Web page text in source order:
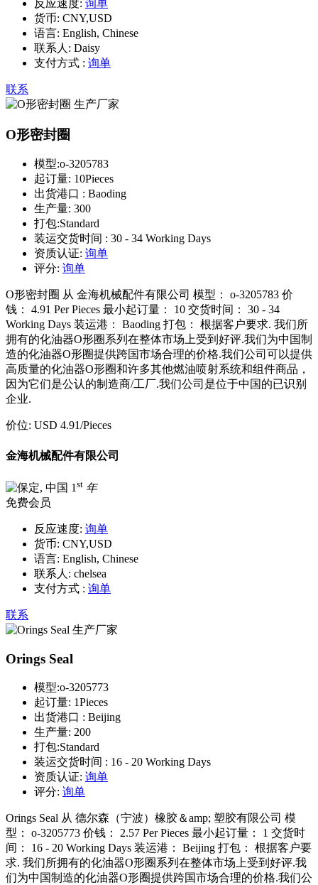
反应速度: 询单
货币: CNY,USD
语言: English, Chinese
联系人: Daisy
支付方式 : 询单
联系
O形密封圈
模型:o-3205783
起订量: 10Pieces
出货港口 : Baoding
生产量: 300
打包:Standard
装运交货时间 : 30 - 34 Working Days
资质认证: 询单
评分: 询单
O形密封圈 从 金海机械配件有限公司 模型： o-3205783 价
钱： 4.91 Per Pieces 最小起订量： 10 交货时间： 30 - 34
Working Days 装运港： Baoding 打包： 根据客户要求. 我们所
拥有的化油器O形圈系列在整体市场上受到好评.我们为中国制
造的化油器O形圈提供跨国市场合理的价格.我们公司可以提供
高质量的化油器O形圈和许多其他燃油喷射系统和组件商品，
因为它们是公认的制造商/工厂.我们公司是位于中国的已识别
企业.
价位: USD 4.91/Pieces
金海机械配件有限公司
1 st 年
免费会员
反应速度: 询单
货币: CNY,USD
语言: English, Chinese
联系人: chelsea
支付方式 : 询单
联系
Orings Seal
模型:o-3205773
起订量: 1Pieces
出货港口 : Beijing
生产量: 200
打包:Standard
装运交货时间 : 16 - 20 Working Days
资质认证: 询单
评分: 询单
Orings Seal 从 德尔森（宁波）橡胶＆amp; 塑胶有限公司 模
型： o-3205773 价钱： 2.57 Per Pieces 最小起订量： 1 交货时
间： 16 - 20 Working Days 装运港： Beijing 打包： 根据客户要
求. 我们所拥有的化油器O形圈系列在整体市场上受到好评.我
们为中国制造的化油器O形圈提供跨国市场合理的价格.我们公